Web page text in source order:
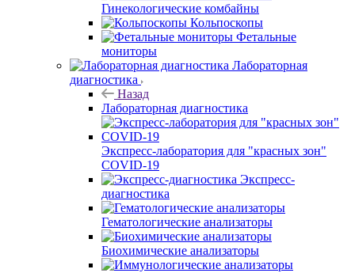
Гинекологические комбайны
Кольпоскопы
Фетальные
мониторы
Лабораторная
диагностика
Назад
Лабораторная диагностика
Экспресс-лаборатория для "красных зон"
COVID-19
Экспресс-
диагностика
Гематологические анализаторы
Биохимические анализаторы